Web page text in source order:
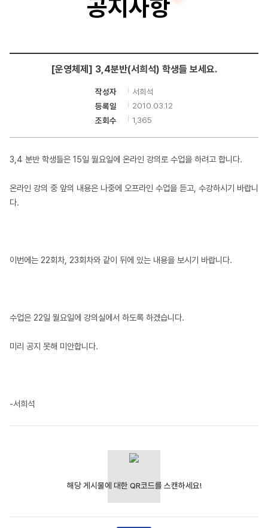
학
공지사항
[운영체제] 3,4분반(서희석) 학생들 보세요.
작성자
서희석
등록일
2010.03.12
조회수
1,365
3,4 분반 학생들은 15일 월요일에 온라인 강의로 수업을 하려고 합니다.
온라인 강의 중 앞의 내용은 나중에 오프라인 수업을 듣고, 수강하시기 바랍니
다.
이번에는 22회차, 23회차와 같이 뒤에 있는 내용을 보시기 바랍니다.
수업은 22일 월요일에 강의실에서 하도록 하겠습니다.
미리 공지 못해 미안합니다.
-서희석